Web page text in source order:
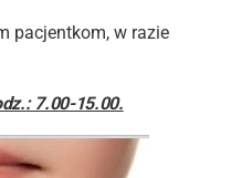
pacjentkom, w razie
7.00-15.00.